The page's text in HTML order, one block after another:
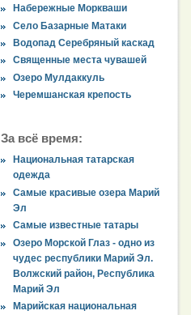
Набережные Моркваши
Село Базарные Матаки
Водопад Серебряный каскад
Священные места чувашей
Озеро Мулдаккуль
Черемшанская крепость
За всё время:
Национальная татарская
одежда
Самые красивые озера Марий
Эл
Самые известные татары
Озеро Морской Глаз - одно из
чудес республики Марий Эл.
Волжский район, Республика
Марий Эл
Марийская национальная